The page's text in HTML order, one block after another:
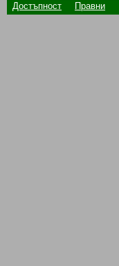
Достъпност Правни